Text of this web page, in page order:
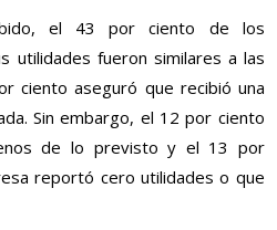
el 43 por ciento de los
utilidades fueron similares a las
ciento aseguró que recibió una
Sin embargo, el 12 por ciento
de lo previsto y el 13 por
reportó cero utilidades o que